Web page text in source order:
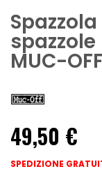
MUC-OFF
49,50 €
SPEDIZIONE